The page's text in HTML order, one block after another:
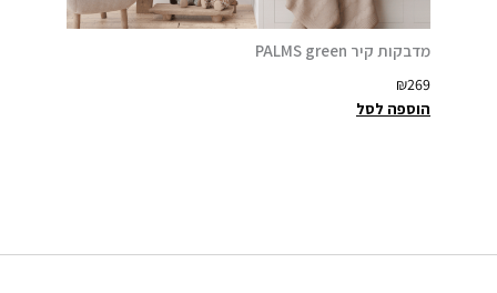
מדבקות קיר PALMS green
₪269
הוספה לסל